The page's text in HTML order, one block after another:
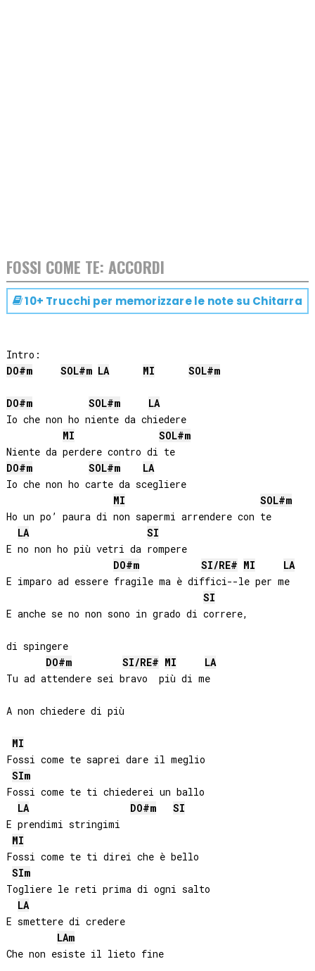
FOSSI COME TE: ACCORDI
10+ Trucchi per memorizzare le note su Chitarra
DO#m SOL#m LA MI SOL#m
DO#m SOL#m
LA
Io che non ho niente da chiedere
MI
SOL#m
Niente da perdere contro di te
DO#m SOL#m
LA
Io che non ho carte da scegliere
MI
SOL#m
Ho un po’ paura di non sapermi arrendere con te
LA
SI
E no non ho più vetri da rompere
DO#m SI/RE# MI
LA
E imparo ad essere fragile ma è diffici--le per me
SI
E anche se no non sono in grado di correre,
di spingere
DO#m SI/RE# MI
LA
Tu ad attendere sei bravo  più di me
A non chiedere di più
MI
Fossi come te saprei dare il meglio
SIm
Fossi come te ti chiederei un ballo
LA
DO#m
SI
E prendimi stringimi
MI
Fossi come te ti direi che è bello
SIm
Togliere le reti prima di ogni salto
LA
E smettere di credere
LAm
Che non esiste il lieto fine